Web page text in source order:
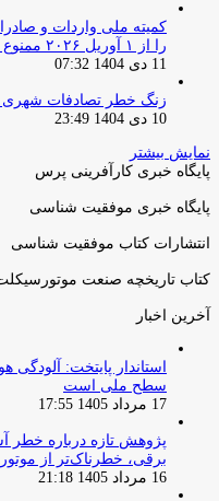
کمیته ملی واردات و
را از ۱ آوریل ۲۰۲۶ ممنوع کرد
11 دی 1404 07:32
زنگ خطر تصادفات شهری
10 دی 1404 23:49
نمایش بیشتر
پایگاه خبری کارآفرینی پرس
پایگاه خبری موفقیت شناسی
انتشارات کتاب موفقیت شناسی
کتاب تاریخچه صنعت
آخرین اخبار
استاندار پایتخت: آلودگی
سطح ملی است
17 مرداد 1405 17:55
پژوهش تازه درباره خطر
برقی، خطرناک‌تر از
16 مرداد 1405 21:18